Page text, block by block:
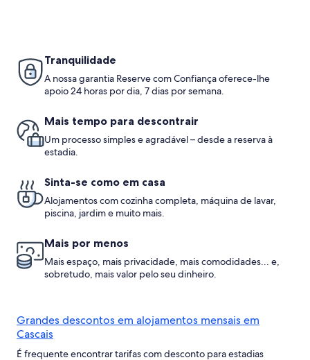
beach
e
Tranquilidade
A nossa garantia Reserve com Confiança oferece-lhe
apoio 24 horas por dia, 7 dias por semana.
Mais tempo para descontrair
Um processo simples e agradável – desde a reserva à
estadia.
Sinta-se como em casa
Alojamentos com cozinha completa, máquina de lavar,
piscina, jardim e muito mais.
Mais por menos
Mais espaço, mais privacidade, mais comodidades... e,
sobretudo, mais valor pelo seu dinheiro.
Grandes descontos em alojamentos mensais em
Cascais
É frequente encontrar tarifas com desconto para estadias